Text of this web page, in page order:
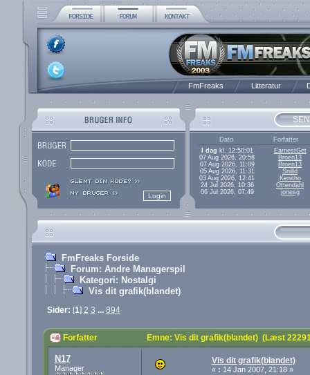
FmFreaks Litteratur
Dato
Forfatter
I dag kl. 12:50:01
EarnestGet
07 Aug 2026, 20:58
Broen13
07 Aug 2026, 11:09
Broen13
05 Aug 2026, 11:31
Snilld
03 Aug 2026, 12:41
Kenitho
24 Jul 2026, 10:36
Ottendahl
06 Jul 2026, 07:49
jonesg
FmFreaks Forside
Forum: Andre Managerspil
Kategori: Nostalgi
Vis dit grafik(blandet)
Sider: [1] 2 3 ... 894
Forfatter Emne: Vis dit grafik(blandet) (Læst
N17
Manager
Vis dit grafik(blandet)
« : 14 Jan 2007, 21:18 »